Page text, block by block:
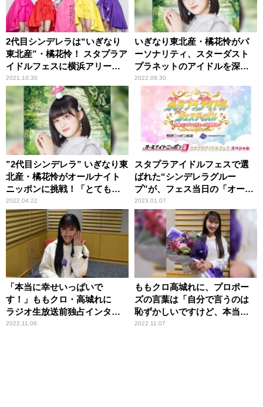
2代目シンデレラは“いぎなり
東北産”・橘花怜！ スタプラア
イドルフェスに横浜アリーナ
が大熱狂！
2021.10.30
いぎなり東北産・橘花怜がパ
ーソナリティ、スターダスト
プラネットのアイドルを深堀
りするラジオ番組がスター
ト！
2022.09.30
”2代目シンデレラ” いぎなり東
北産・橘花怜がオールナイト
ニッポンに挑戦！「とてもド
キドキしています！」
2022.04.22
スタプラアイドルフェスで選
ばれた“シンデレラグルー
プ”が、フェス当日の「オール
ナイトニッポン0(ZERO)」を
担当！
2023.01.07
「本当に幸せいっぱいで
す！」ももクロ・高城れに
ラジオ生放送前独占インタビ
ュー ～日ハム・宇佐見真吾
2022.11.06
ももクロ高城れに、プロポー
ズの言葉は「自分で言うのは
恥ずかしいですけど、本当に
ストレートに……」
2022.11.07